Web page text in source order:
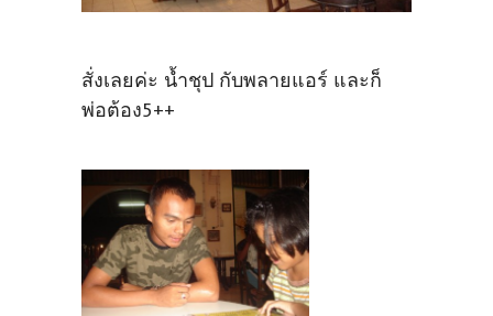
สั่งเลยค่ะ น้ำชุป กับพลายแอร์ และก็
พ่อต้อง5++